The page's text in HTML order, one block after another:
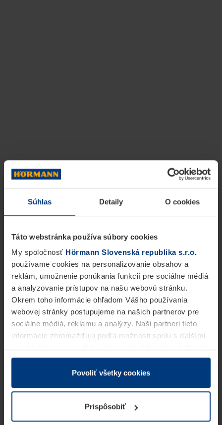
Súhlas Detaily O cookies
Táto webstránka používa súbory cookies
My spoločnosť Hörmann Slovenská republika s.r.o.
používame cookies na personalizovanie obsahov a
reklám, umožnenie ponúkania funkcií pre sociálne médiá
a analyzovanie prístupov na našu webovú stránku.
Okrem toho informácie ohľadom Vášho používania
webovej stránky postupujeme na našich partnerov pre
sociálne médiá, reklamu a analýzy. Naši partneri tieto
informácie zhromažďujú podľa možnosti spolu s ďalšími
v rámci Vášho využívania služieb.
Z právneho hľadiska môžeme cookies ukladať na Vašom
prevádzku tejto stránky. Pre všetky ostatné typy cookie
potrebujeme Vaše povolenie. Vaše povolenie môžete
kedykoľvek zmeniť alebo odvolať vo vysvetlení cookie
Povoliť všetky cookies
Prispôsobiť